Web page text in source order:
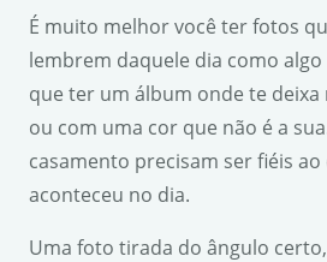
É muito melhor você ter fotos
lembrem daquele dia como
que ter um álbum onde te
ou com uma cor que não é a
casamento precisam ser fiéis
aconteceu no dia.
Uma foto tirada do ângulo